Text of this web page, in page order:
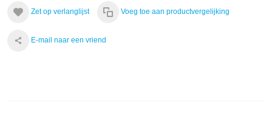
Zet op verlanglijst Voeg toe aan productvergelijking
E-mail naar een vriend